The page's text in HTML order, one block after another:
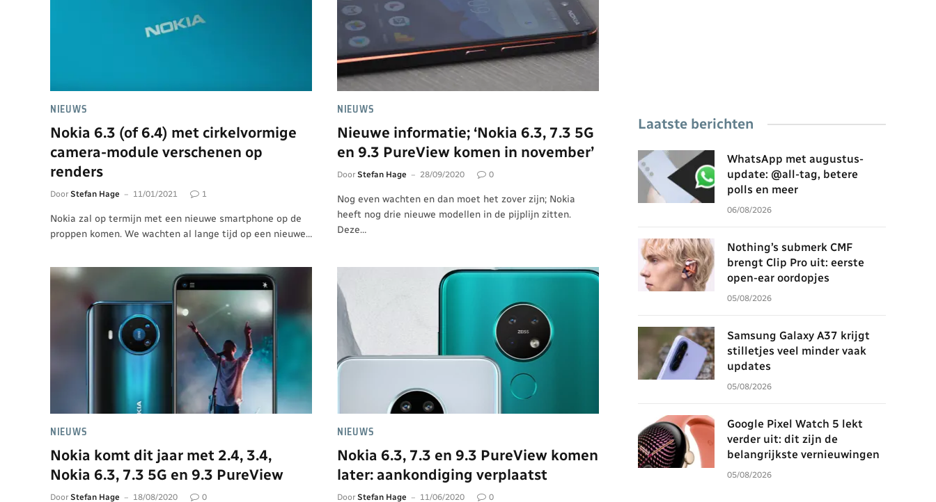
NIEUWS
Nokia 6.3 (of 6.4) met cirkelvormige
camera-module verschenen op
renders
Door Stefan Hage 11/01/2021 1
Nokia zal op termijn met een nieuwe smartphone op de
proppen komen. We wachten al lange tijd op een nieuwe…
NIEUWS
Nieuwe informatie; ‘Nokia 6.3, 7.3 5G
en 9.3 PureView komen in november’
Door Stefan Hage 28/09/2020 0
Nog even wachten en dan moet het zover zijn; Nokia
heeft nog drie nieuwe modellen in de pijplijn zitten.
Deze…
NIEUWS
Nokia komt dit jaar met 2.4, 3.4,
Nokia 6.3, 7.3 5G en 9.3 PureView
Door Stefan Hage 18/08/2020 0
NIEUWS
Nokia 6.3, 7.3 en 9.3 PureView komen
later: aankondiging verplaatst
Door Stefan Hage 11/06/2020 0
Laatste berichten
WhatsApp met augustus-
update: @all-tag, betere
polls en meer
06/08/2026
Nothing’s submerk CMF
brengt Clip Pro uit: eerste
open-ear oordopjes
05/08/2026
Samsung Galaxy A37 krijgt
stilletjes veel minder vaak
updates
05/08/2026
Google Pixel Watch 5 lekt
verder uit: dit zijn de
belangrijkste vernieuwingen
05/08/2026